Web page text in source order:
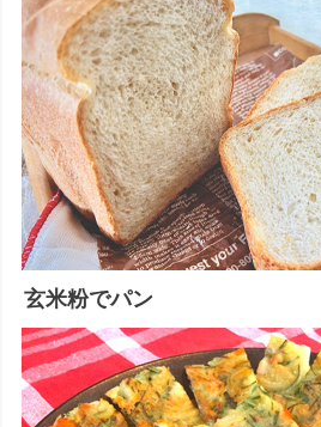
玄米粉でパン